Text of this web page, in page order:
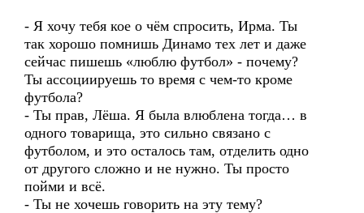
- Я хочу тебя кое о чём спросить, Ирма. Ты
так хорошо помнишь Динамо тех лет и даже
сейчас пишешь «люблю футбол» - почему?
Ты ассоциируешь то время с чем-то кроме
футбола?
- Ты прав, Лёша. Я была влюблена тогда… в
одного товарища, это сильно связано с
футболом, и это осталось там, отделить одно
от другого сложно и не нужно. Ты просто
пойми и всё.
- Ты не хочешь говорить на эту тему?